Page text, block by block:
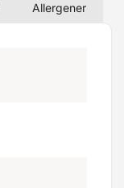
Allergener